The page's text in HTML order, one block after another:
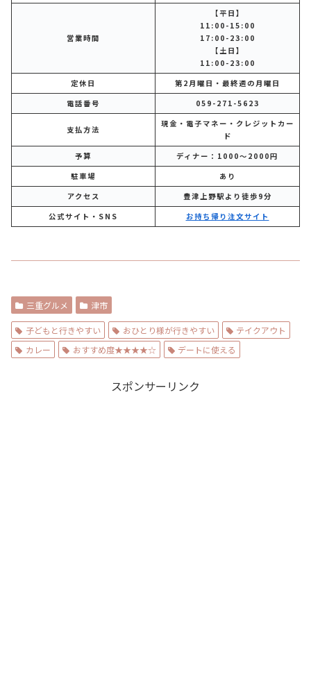
営業時間
【平日】
11:00-15:00
17:00-23:00
【土日】
11:00-23:00
定休日
第2月曜日・最終週の月曜日
電話番号
059-271-5623
支払方法
現金・電子マネー・クレジットカー
ド
予算
ディナー：1000～2000円
駐車場
あり
アクセス
豊津上野駅より徒歩9分
公式サイト・SNS
お持ち帰り注文サイト
三重グルメ 津市
子どもと行きやすい おひとり様が行きやすい
テイクアウト
カレー
おすすめ度★★★★☆ デートに使える
スポンサーリンク